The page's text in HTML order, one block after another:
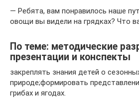
— Ребята, вам понравилось наше
овощи вы видели на грядках? Что
По теме: методические
презентации и конспекты
закреплять знания детей о
природе;формировать
грибах и ягодах.